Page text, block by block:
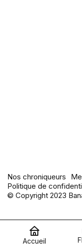
Nos chroniqueurs
Politique de
© Copyright 2023
Accueil